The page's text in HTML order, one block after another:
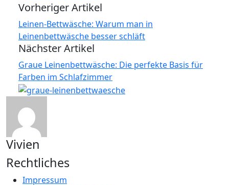
Vorheriger Artikel
Leinen-Bettwäsche: Warum man in
Leinenbettwäsche besser schläft
Nächster Artikel
Graue Leinenbettwäsche: Die perfekte Basis für
Farben im Schlafzimmer
Vivien
Rechtliches
Impressum